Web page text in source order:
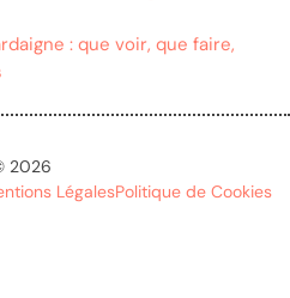
: que voir, que faire,
2026
LégalesPolitique de Cookies